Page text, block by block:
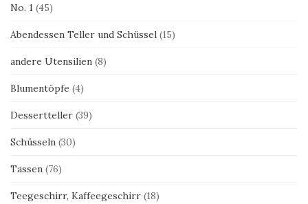
No. 1 (45)
Abendessen Teller und Schüssel (15)
andere Utensilien (8)
Blumentöpfe (4)
Dessertteller (39)
Schüsseln (30)
Tassen (76)
Teegeschirr, Kaffeegeschirr (18)